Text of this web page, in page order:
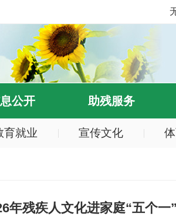
公开 助残服务
育就业 宣传文化
年残疾人文化进家庭“五个一